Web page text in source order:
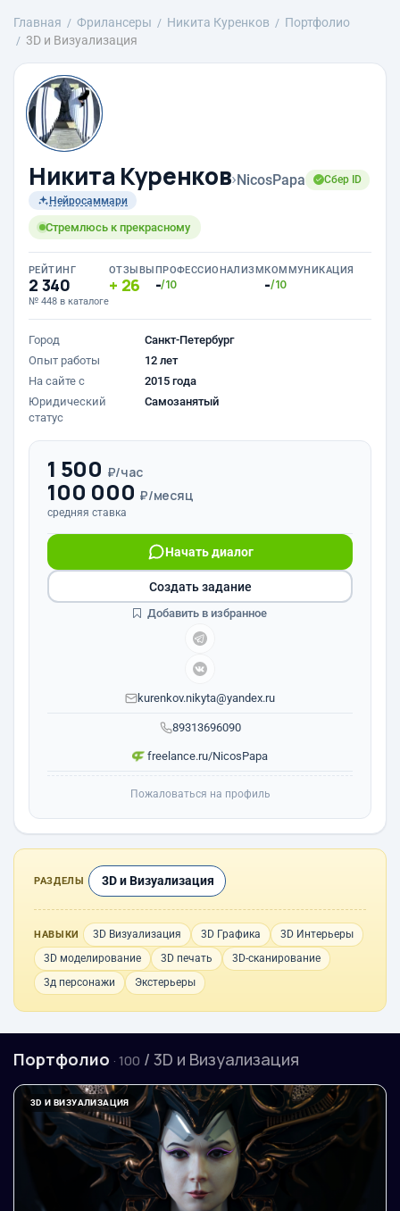
Главная Фрилансеры Никита Куренков
Портфолио
3D и Визуализация
Никита Куренков›NicosPapa
Сбер ID
Нейросаммари
Стремлюсь к прекрасному
РЕЙТИНГ
2 340
№ 448 в каталоге
ОТЗЫВЫ
26
ПРОФЕССИОНАЛИЗМ
-/10
КОММУНИКАЦИЯ
-/10
Город
Санкт-Петербург
Опыт работы
12 лет
На сайте с
2015 года
Юридический
статус
Самозанятый
1 500 ₽/час
100 000 ₽/месяц
средняя ставка
89313696090
Начать диалог
kurenkov.nikyta@yandex.ru
freelance.ru/NicosPapa
Создать задание
Добавить в избранное
Пожаловаться на профиль
РАЗДЕЛЫ 3D и Визуализация
НАВЫКИ 3D Визуализация 3D Графика
3D Интерьеры
3D моделирование
3D печать
3D-сканирование
3д персонажи
Экстерьеры
Портфолио · 100 / 3D и Визуализация
3D И ВИЗУАЛИЗАЦИЯ